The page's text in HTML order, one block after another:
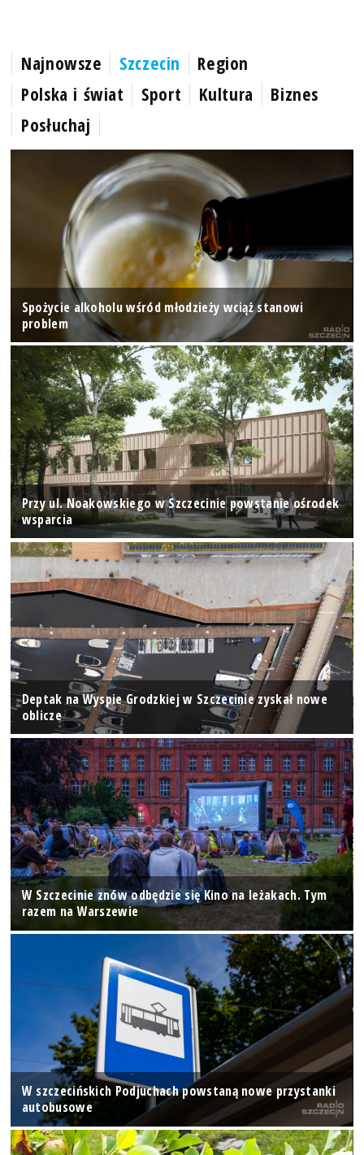
Najnowsze Szczecin
Region
Polska i świat
Sport Kultura
Biznes
Posłuchaj
Spożycie alkoholu wśród młodzieży wciąż stanowi
problem
Przy ul. Noakowskiego w Szczecinie powstanie ośrodek
wsparcia
Deptak na Wyspie Grodzkiej w Szczecinie zyskał nowe
oblicze
W Szczecinie znów odbędzie się Kino na leżakach. Tym
razem na Warszewie
W szczecińskich Podjuchach powstaną nowe przystanki
autobusowe